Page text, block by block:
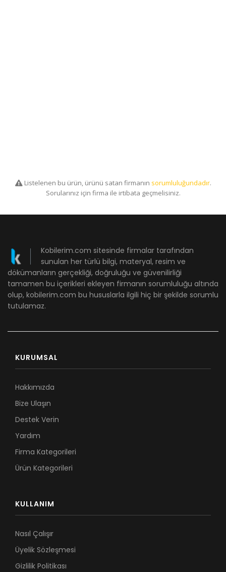
Listelenen bu ürün, ürünü satan firmanın sorumluluğundadır.
Sorularınız için firma ile irtibata geçmelisiniz.
Kobilerim.com sitesinde firmalar tarafından
sunulan her türlü bilgi, materyal, resim ve
dökümanların gerçekliği, doğruluğu ve güvenilirliği
tamamen bu içerikleri ekleyen firmanın sorumluluğu altında
olup, kobilerim.com bu hususlarla ilgili hiç bir şekilde sorumlu
tutulamaz.
KURUMSAL
Hakkımızda
Bize Ulaşın
Destek Verin
Yardım
Firma Kategorileri
Ürün Kategorileri
KULLANIM
Nasıl Çalışır
Üyelik Sözleşmesi
Gizlilik Politikası